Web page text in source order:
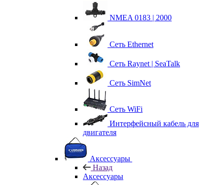
NMEA 0183 | 2000
Сеть Ethernet
Сеть Raynet | SeaTalk
Сеть SimNet
Сеть WiFi
Интерфейсный кабель для
двигателя
Аксессуары
Назад
Аксессуары